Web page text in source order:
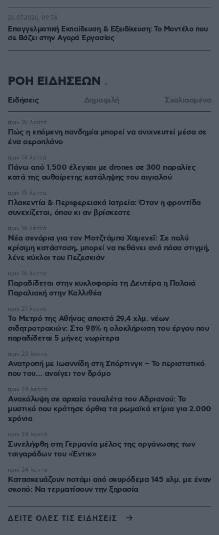
Επαγγελματική Εκπαίδευση & Εξειδίκευση: Το Mοντέλο που
σε Bάζει στην Aγορά Eργασίας
26.07.2026, 09:54
ΡΟΗ ΕΙΔΗΣΕΩΝ
Ειδήσεις Δημοφιλή Σχολιασμένα
Πώς η επόμενη πανδημία μπορεί να ανιχνευτεί μέσα σε
ένα αεροπλάνο
πριν 10 λεπτά
Πάνω από 1.500 έλεγχοι με drones σε 300 παραλίες
κατά της αυθαίρετης κατάληψης του αιγιαλού
πριν 14 λεπτά
Πλακεντία & Περιφερειακά Ιατρεία: Όταν η φροντίδα
συνεχίζεται, όπου κι αν βρίσκεστε
πριν 15 λεπτά
Νέα σενάρια για τον Μοτζτάμπα Χαμενεΐ: Σε πολύ
κρίσιμη κατάσταση, μπορεί να πεθάνει ανά πάσα στιγμή,
λένε κύκλοι του Πεζεσκιάν
πριν 16 λεπτά
Παραδίδεται στην κυκλοφορία τη Δευτέρα η Παλαιά
Παραλιακή στην Καλλιθέα
πριν 16 λεπτά
Το Μετρό της Αθήνας αποκτά 29,4 χλμ. νέων
σιδητροτροχιών: Στο 98% η ολοκλήρωση του έργου που
παραδίδεται 5 μήνες νωρίτερα
πριν 21 λεπτά
Ανατροπή με Ιωαννίδη στη Σπόρτινγκ – Το περιστατικό
που του… ανοίγει τον δρόμο
πριν 23 λεπτά
Ανακάλυψη σε αρχαία τουαλέτα του Αδριανού: Το
μυστικό που κράτησε όρθια τα ρωμαϊκά κτίρια για 2.000
χρόνια
πριν 24 λεπτά
Συνελήφθη στη Γερμανία μέλος της οργάνωσης των
τσιγαράδων του «Έντικ»
πριν 24 λεπτά
Κατασκευάζουν ποτάμι από σκυρόδεμα 145 χλμ. με έναν
σκοπό: Να τερματίσουν την ξηρασία
πριν 24 λεπτά
ΔΕΙΤΕ ΟΛΕΣ ΤΙΣ ΕΙΔΗΣΕΙΣ